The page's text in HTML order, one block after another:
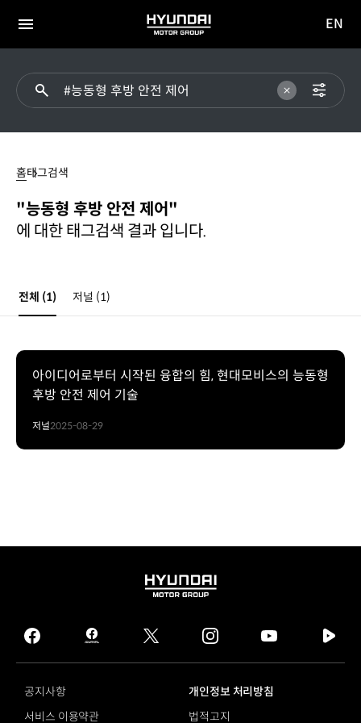
전체
HYUNDAI
MOTOR
이동
EN
후방
제어
홈태그검색
"능동형 후방 안전 제어"
에 대한 태그검색 결과 입니다.
전체 (1) 저널 (1)
아이디어로부터 시작된 융합의 힘, 현대모비스의 능동형
후방 안전 제어 기술
저널2025-08-29
HYUNDAI
GROUP
facebook
hmg
journal
twitter instagram
tv
공지사항
개인정보 처리방침
서비스 이용약관
법적고지